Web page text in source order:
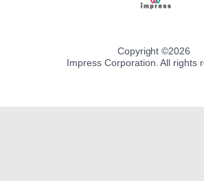
Copyright ©2026
Impress Corporation. All rights